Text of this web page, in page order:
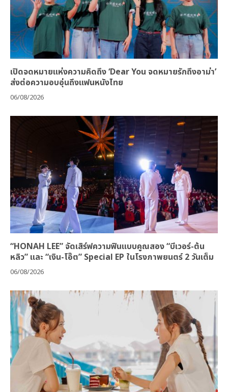
เปิดจดหมายแห่งความคิดถึง ‘Dear You จดหมายรักถึงอาม่า’
ส่งต่อความอบอุ่นถึงแฟนหนังไทย
06/08/2026
“HONAH LEE” จัดเสิร์ฟความฟินแบบคูณสอง “บีเวอร์-ต้น
หลิว” และ “เงิน-โอ๊ต” Special EP ในโรงภาพยนตร์ 2 วันเต็ม
06/08/2026